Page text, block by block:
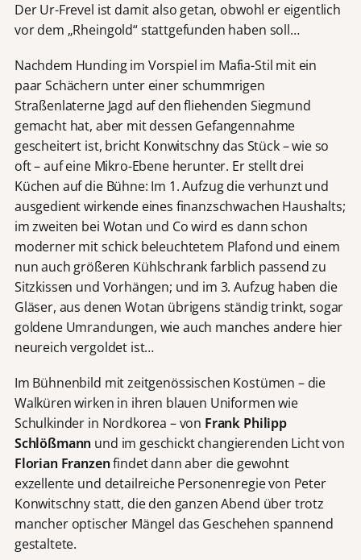
Der Ur-Frevel ist damit also getan, obwohl er eigentlich
vor dem „Rheingold“ stattgefunden haben soll…
Nachdem Hunding im Vorspiel im Mafia-Stil mit ein
paar Schächern unter einer schummrigen
Straßenlaterne Jagd auf den fliehenden Siegmund
gemacht hat, aber mit dessen Gefangennahme
gescheitert ist, bricht Konwitschny das Stück – wie so
oft – auf eine Mikro-Ebene herunter. Er stellt drei
Küchen auf die Bühne: Im 1. Aufzug die verhunzt und
ausgedient wirkende eines finanzschwachen Haushalts;
im zweiten bei Wotan und Co wird es dann schon
moderner mit schick beleuchtetem Plafond und einem
nun auch größeren Kühlschrank farblich passend zu
Sitzkissen und Vorhängen; und im 3. Aufzug haben die
Gläser, aus denen Wotan übrigens ständig trinkt, sogar
goldene Umrandungen, wie auch manches andere hier
neureich vergoldet ist…
Im Bühnenbild mit zeitgenössischen Kostümen – die
Walküren wirken in ihren blauen Uniformen wie
Schulkinder in Nordkorea – von Frank Philipp
Schlößmann und im geschickt changierenden Licht von
Florian Franzenfindet dann aber die gewohnt
exzellente und detailreiche Personenregie von Peter
Konwitschny statt, die den ganzen Abend über trotz
mancher optischer Mängel das Geschehen spannend
gestaltete.